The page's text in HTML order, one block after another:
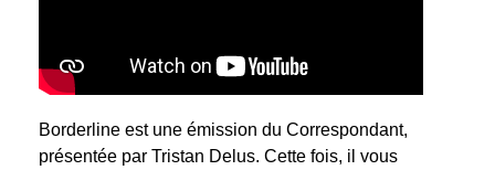
Borderline est une émission du Correspondant,
présentée par Tristan Delus. Cette fois, il vous